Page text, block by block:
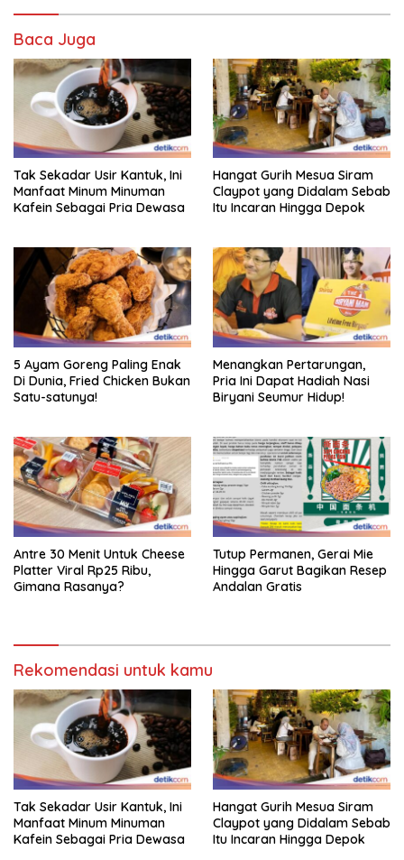
Baca Juga
Tak Sekadar Usir Kantuk, Ini
Manfaat Minum Minuman
Kafein Sebagai Pria Dewasa
Hangat Gurih Mesua Siram
Claypot yang Didalam Sebab
Itu Incaran Hingga Depok
5 Ayam Goreng Paling Enak
Di Dunia, Fried Chicken Bukan
Satu-satunya!
Menangkan Pertarungan,
Pria Ini Dapat Hadiah Nasi
Biryani Seumur Hidup!
Antre 30 Menit Untuk Cheese
Platter Viral Rp25 Ribu,
Gimana Rasanya?
Tutup Permanen, Gerai Mie
Hingga Garut Bagikan Resep
Andalan Gratis
Rekomendasi untuk kamu
Tak Sekadar Usir Kantuk, Ini
Manfaat Minum Minuman
Kafein Sebagai Pria Dewasa
Hangat Gurih Mesua Siram
Claypot yang Didalam Sebab
Itu Incaran Hingga Depok